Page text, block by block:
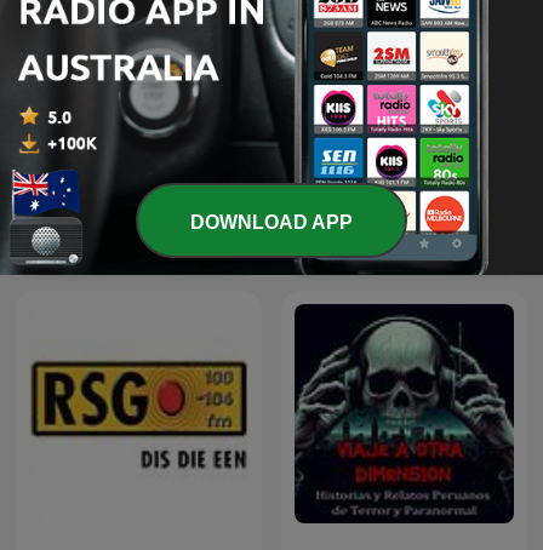
HENLAGT – Andy
Larsgaard
Friderikusz Podcast
DOWNLOAD APP